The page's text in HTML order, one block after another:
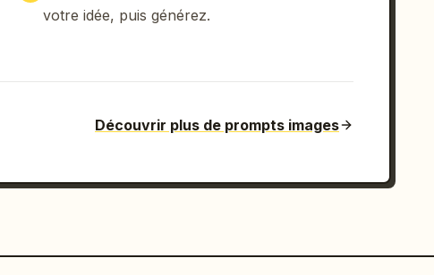
votre idée, puis générez.
Découvrir plus de prompts images